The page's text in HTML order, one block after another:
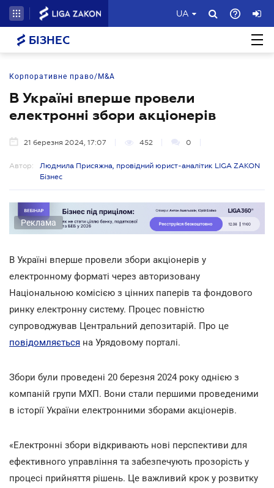
UA
БІЗНЕС
Корпоративне право/M&A
В Україні вперше провели
електронні збори акціонерів
21 березня 2024, 17:07 452 0
Автор:
Людмила Присяжна, провідний юрист-аналітик LIGA ZAKON
Бізнес
Реклама
В Україні вперше провели збори акціонерів у
електронному форматі через авторизовану
Національною комісією з цінних паперів та фондового
ринку електронну систему. Процес повністю
супроводжував Центральний депозитарій. Про це
повідомляється на Урядовому порталі.
Збори були проведені 20 березня 2024 року однією з
компаній групи МХП. Вони стали першими проведеними
в історії України електронними зборами акціонерів.
«Електронні збори відкривають нові перспективи для
ефективного управління та забезпечують прозорість у
процесі прийняття рішень. Це важливий крок у розвитку